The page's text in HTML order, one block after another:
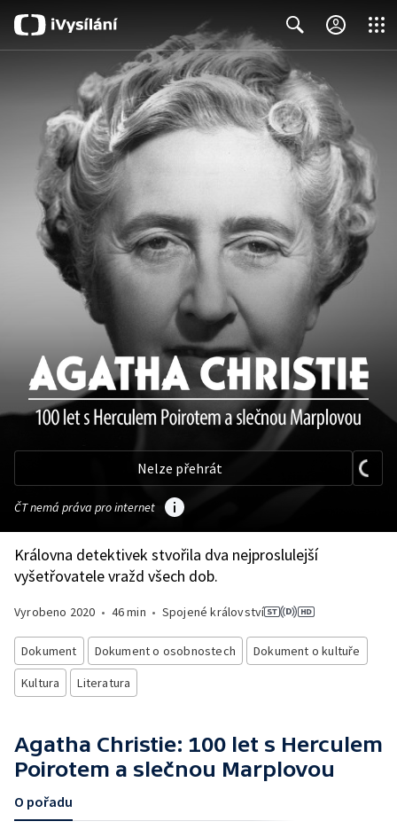
Search
Nelze přehrát
ČT nemá práva pro internet
Královna detektivek stvořila dva nejproslulejší
vyšetřovatele vražd všech dob.
Vyrobeno 2020 • 46 min • Spojené království
Dokument Dokument o osobnostech
Dokument o kultuře
Kultura
Literatura
Agatha Christie: 100 let s Herculem
Poirotem a slečnou Marplovou
O pořadu